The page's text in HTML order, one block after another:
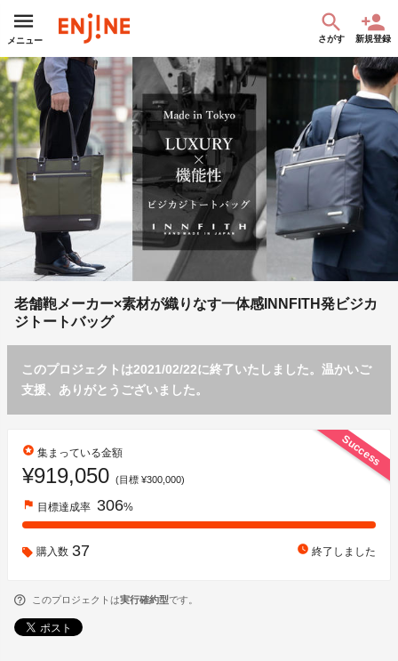
メニュー さがす 新規登録
老舗鞄メーカー×素材が織りなす一体感INNFITH発ビジカ
ジトートバッグ
このプロジェクトは2021/02/22に終了いたしました。温かいご
支援、ありがとうございました。
Success
stars 集まっている金額
¥919,050 (目標 ¥300,000)
flag 目標達成率 306%
購入数 37 watch_later 終了しました
このプロジェクトは実行確約型です。